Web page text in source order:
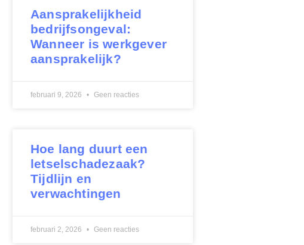
Aansprakelijkheid
bedrijfsongeval:
Wanneer is werkgever
aansprakelijk?
februari 9, 2026 Geen reacties
Hoe lang duurt een
letselschadezaak?
Tijdlijn en
verwachtingen
februari 2, 2026 Geen reacties